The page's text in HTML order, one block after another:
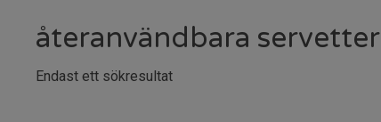
återanvändbara servetter
Endast ett sökresultat